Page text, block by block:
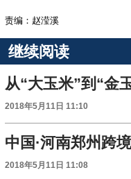
责编：赵滢溪
继续阅读
2018年5月11日 11:10
中国·河南郑州跨
2018年5月11日 11:08